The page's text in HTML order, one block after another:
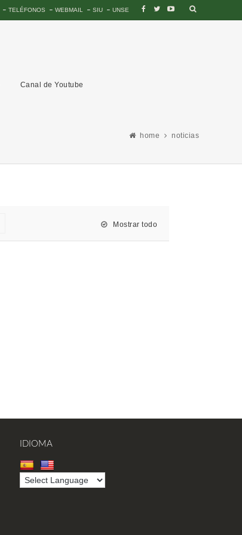
TELÉFONOS WEBMAIL SIU UNSE
Canal de Youtube
home noticias
Mostrar todo
IDIOMA